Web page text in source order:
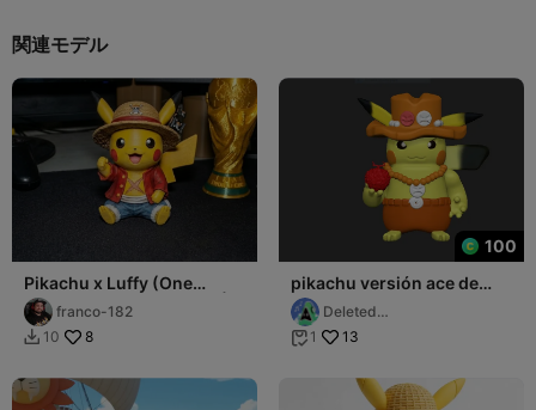
関連モデル
Pikachu x Luffy (One
Piece) Cosplay Figurine |
High-Detail A
franco-182
 10 8
100
pikachu versión ace de
one piece
Deleted
Account6805178081
 1 13